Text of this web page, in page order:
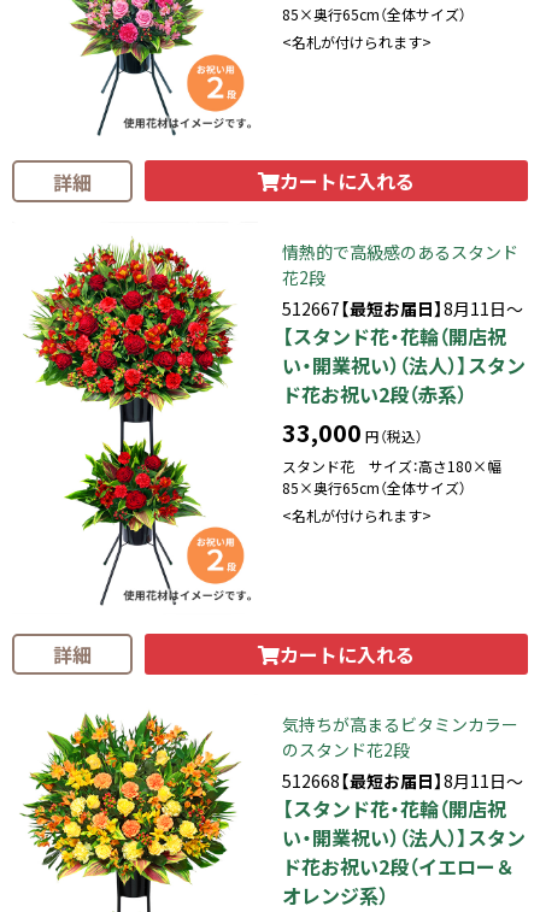
85×奥行65cm（全体サイズ）
<名札が付けられます>
詳細 カートに入れる
情熱的で高級感のあるスタンド
花2段
512667【最短お届日】8月11日～
【スタンド花・花輪（開店祝
い・開業祝い）（法人）】スタン
ド花お祝い2段（赤系）
33,000 円（税込）
スタンド花 サイズ：高さ180×幅
85×奥行65cm（全体サイズ）
<名札が付けられます>
詳細 カートに入れる
気持ちが高まるビタミンカラー
のスタンド花2段
512668【最短お届日】8月11日～
【スタンド花・花輪（開店祝
い・開業祝い）（法人）】スタン
ド花お祝い2段（イエロー＆
オレンジ系）